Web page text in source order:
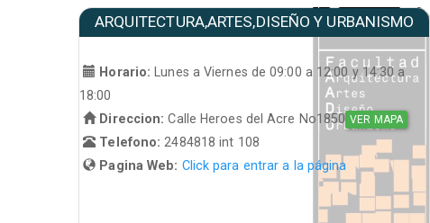
ARQUITECTURA,ARTES,DISEÑO Y URBANISMO
Horario:
Lunes a Viernes de 09:00 a 12:00 y 14:30 a
18:00
Direccion: Calle Heroes del Acre No1850 VER MAPA
Telefono: 2484818 int 108
Pagina Web: Click para entrar a la página